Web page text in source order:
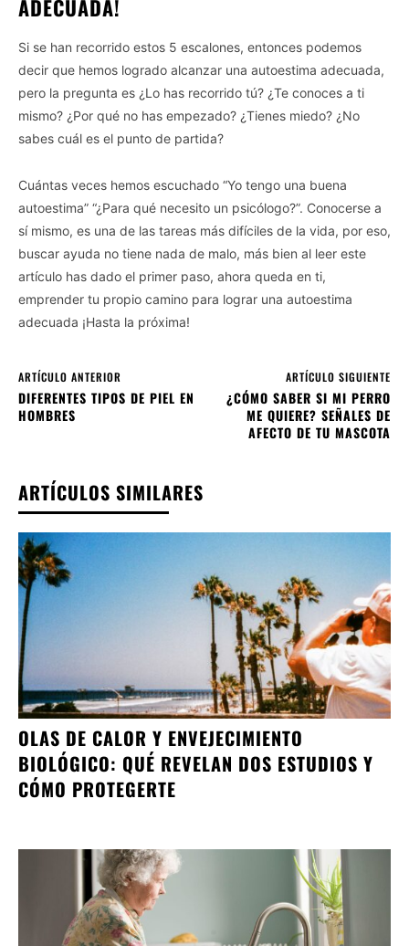
ADECUADA!
Si se han recorrido estos 5 escalones, entonces podemos
decir que hemos logrado alcanzar una autoestima adecuada,
pero la pregunta es ¿Lo has recorrido tú? ¿Te conoces a ti
mismo? ¿Por qué no has empezado? ¿Tienes miedo? ¿No
sabes cuál es el punto de partida?
Cuántas veces hemos escuchado “Yo tengo una buena
autoestima” “¿Para qué necesito un psicólogo?”. Conocerse a
sí mismo, es una de las tareas más difíciles de la vida, por eso,
buscar ayuda no tiene nada de malo, más bien al leer este
artículo has dado el primer paso, ahora queda en ti,
emprender tu propio camino para lograr una autoestima
adecuada ¡Hasta la próxima!
ARTÍCULO ANTERIOR
DIFERENTES TIPOS DE PIEL EN
HOMBRES
ARTÍCULO SIGUIENTE
¿CÓMO SABER SI MI PERRO
ME QUIERE? SEÑALES DE
AFECTO DE TU MASCOTA
ARTÍCULOS SIMILARES
OLAS DE CALOR Y ENVEJECIMIENTO
BIOLÓGICO: QUÉ REVELAN DOS ESTUDIOS Y
CÓMO PROTEGERTE